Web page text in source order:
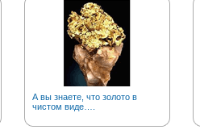
А вы знаете, что золото в
чистом виде….